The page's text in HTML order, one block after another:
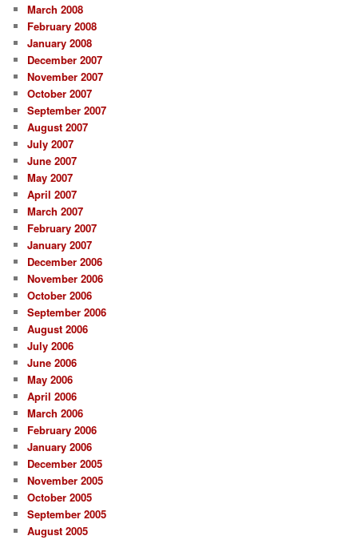
March 2008
February 2008
January 2008
December 2007
November 2007
October 2007
September 2007
August 2007
July 2007
June 2007
May 2007
April 2007
March 2007
February 2007
January 2007
December 2006
November 2006
October 2006
September 2006
August 2006
July 2006
June 2006
May 2006
April 2006
March 2006
February 2006
January 2006
December 2005
November 2005
October 2005
September 2005
August 2005